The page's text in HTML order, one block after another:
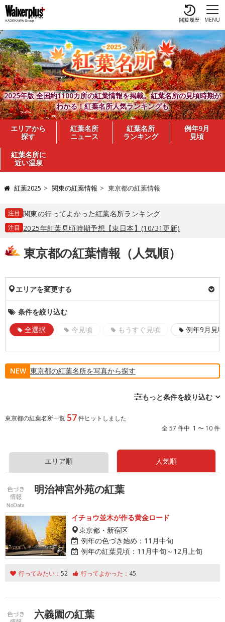
MENU
閲覧履歴
2025年版 全国約1100カ所の紅葉情報を掲載。紅葉名所の見頃時期が
わかる！紅葉名所人気ランキングも
エリアから
探す
紅葉名所
ニュース
紅葉名所
ランキング
例年9月
見頃
紅葉名所に
近い温泉
紅葉2025 関東の紅葉情報 東京都の紅葉情報
注目 関東の行ってよかった紅葉名所ランキング
注目 2025年紅葉見頃時期予想【東日本】(10/31更新)
東京都の紅葉情報（人気順）
エリアを変更する
条件を絞り込む
全選択
今見頃 もうすぐ見頃 例年9月見頃
NEW 東京都の紅葉名所を写真から探す
もっと条件を絞り込む
東京都の紅葉名所一覧 57件ヒットしました
全 57 件中 1 〜 10 件
エリア順 人気順
明治神宮外苑の紅葉
イチョウ並木が作る黄金ロード
東京都・新宿区
例年の色づき始め： 11月中旬
例年の紅葉見頃： 11月中旬～12月上旬
行ってみたい： 52 行ってよかった： 45
六義園の紅葉